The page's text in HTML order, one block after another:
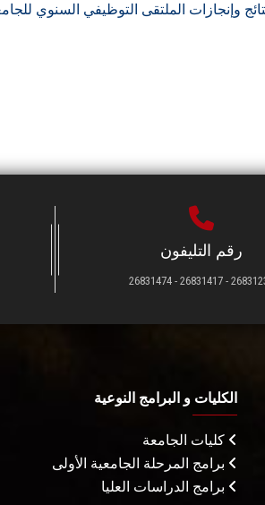
الملتقى التوظيفي السنوي
رقم التليفون
26831231 - 26831417 -
الكليات و البرامج النوعية
كليات الجامعة
برامج المرحلة الجامعية الأولى
برامج الدراسات العليا